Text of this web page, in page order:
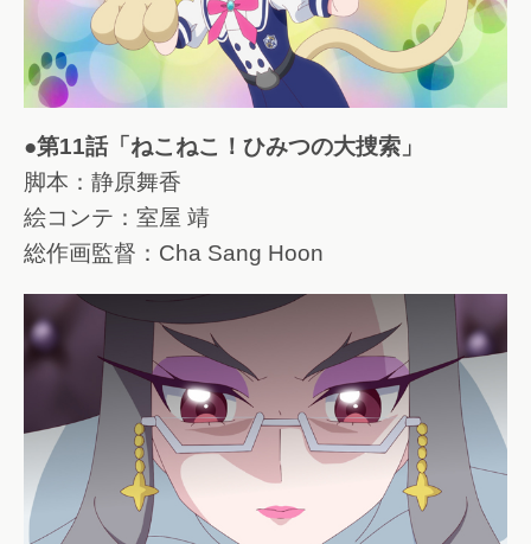
●第11話「ねこねこ！ひみつの大捜索」
脚本：静原舞香
絵コンテ：室屋 靖
総作画監督：Cha Sang Hoon